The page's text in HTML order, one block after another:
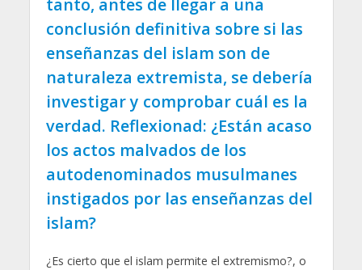
tanto, antes de llegar a una
conclusión definitiva sobre si las
enseñanzas del islam son de
naturaleza extremista, se debería
investigar y comprobar cuál es la
verdad. Reflexionad: ¿Están acaso
los actos malvados de los
autodenominados musulmanes
instigados por las enseñanzas del
islam?
¿Es cierto que el islam permite el extremismo?, o